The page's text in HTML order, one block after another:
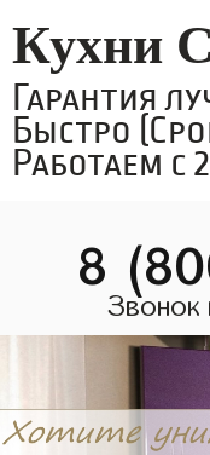
Кухни
Гарантия
Быстро
Работаем с
8
Звонок